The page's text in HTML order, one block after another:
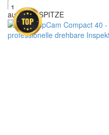
+
auf LagerSPITZE